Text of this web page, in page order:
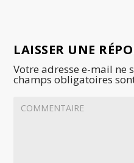
LAISSER UNE
Votre adresse e-mail ne
champs obligatoires